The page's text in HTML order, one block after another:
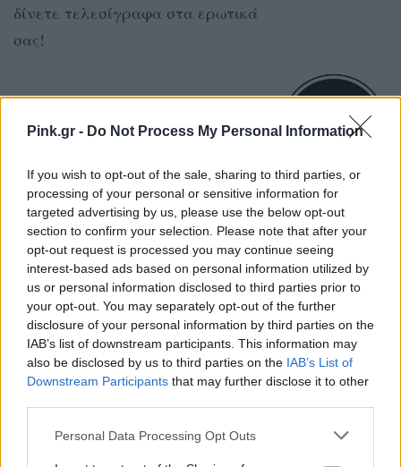
Pink.gr - Do Not Process My Personal Information
If you wish to opt-out of the sale, sharing to third parties, or
processing of your personal or sensitive information for
targeted advertising by us, please use the below opt-out
section to confirm your selection. Please note that after your
opt-out request is processed you may continue seeing
interest-based ads based on personal information utilized by
us or personal information disclosed to third parties prior to
your opt-out. You may separately opt-out of the further
disclosure of your personal information by third parties on the
IAB’s list of downstream participants. This information may
also be disclosed by us to third parties on the IAB’s List of
Downstream Participants that may further disclose it to other
Personal Data Processing Opt Outs
δίνετε τελεσίγραφα στα ερωτικά
σας!
ΠΑΡΘΕΝΟΣ
Η καθιέρωση ενός ανοιχτού
διαλόγου θα σας βοηθήσει να
δημιουργήσετε μια σχέση
διαρκείας.
ΖΥΓΟΣ
Ένας συγγενής θα μπορούσε να
απαιτήσει επιπλέον υποστήριξη...